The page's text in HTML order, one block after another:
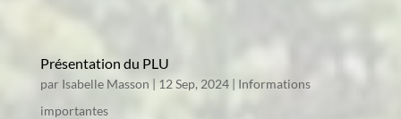
Présentation du PLU
par Isabelle Masson | 12 Sep, 2024| Informations
importantes